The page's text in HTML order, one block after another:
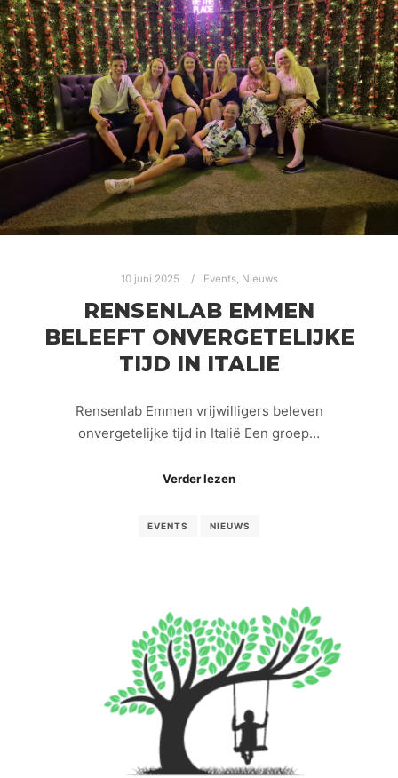
10 juni 2025 Events, Nieuws
RENSENLAB EMMEN
BELEEFT ONVERGETELIJKE
TIJD IN ITALIE
Rensenlab Emmen vrijwilligers beleven
onvergetelijke tijd in Italië Een groep…
Verder lezen
EVENTS NIEUWS